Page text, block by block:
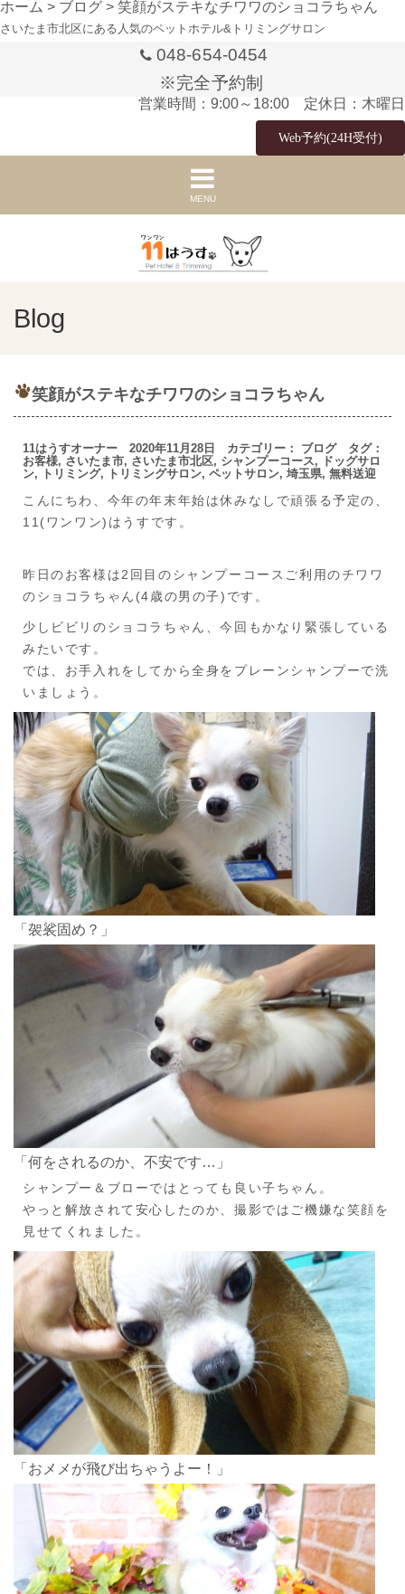
ホーム > ブログ > 笑顔がステキなチワワのショコラちゃん
さいたま市北区にある人気のペットホテル&トリミングサロン
048-654-0454
※完全予約制
営業時間：9:00～18:00 定休日：木曜日
Web予約(24H受付)
MENU
Blog
笑顔がステキなチワワのショコラちゃん
11はうすオーナー 2020年11月28日 カテゴリー： ブログタグ：
お客様, さいたま市, さいたま市北区, シャンプーコース,
ドッグサロ
ン, トリミング, トリミングサロン, ペットサロン, 埼玉県, 無料送迎
こんにちわ、今年の年末年始は休みなしで頑張る予定の、
11(ワンワン)はうすです。
昨日のお客様は2回目のシャンプーコースご利用のチワワ
のショコラちゃん(4歳の男の子)です。
少しビビリのショコラちゃん、今回もかなり緊張している
みたいです。
では、お手入れをしてから全身をプレーンシャンプーで洗
いましょう。
「袈裟固め？」
「何をされるのか、不安です…」
シャンプー＆ブローではとっても良い子ちゃん。
やっと解放されて安心したのか、撮影ではご機嫌な笑顔を
見せてくれました。
「おメメが飛び出ちゃうよー！」